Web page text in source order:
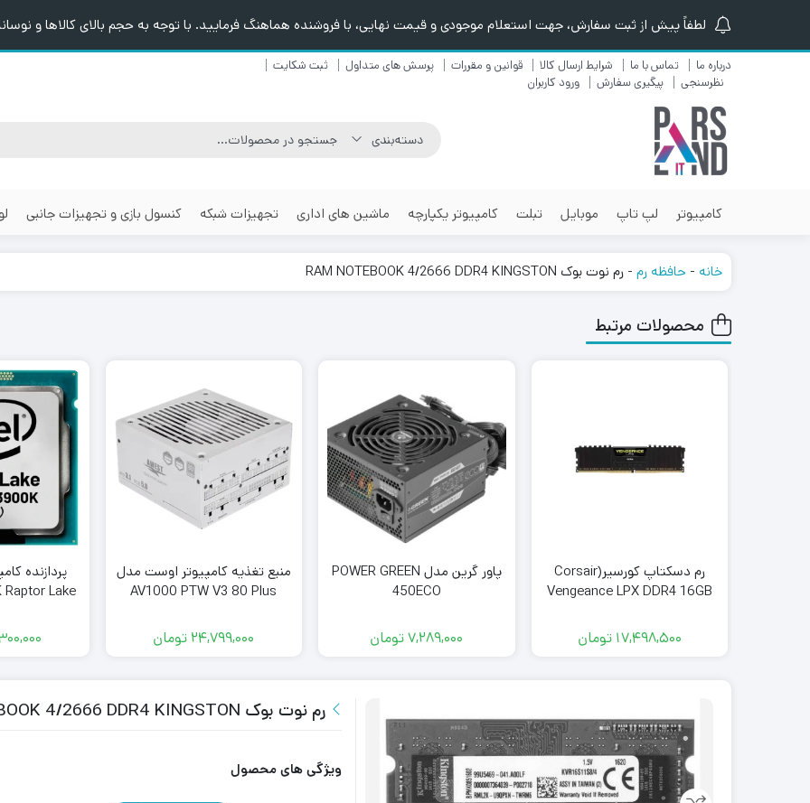
لطفاً پیش از ثبت سفارش، جهت استعلام موجودی و قیمت نهایی، با فروشنده هماهنگ فرمایید. با توجه به حجم بالای کالاها و
درباره ما تماس با ما شرایط ارسال کالا قوانین و مقررات پرسش های متداول
ثبت شکایت
نظرسنجی
پیگیری سفارش ورود کاربران
کامپیوتر لپ تاپ موبایل تبلت کامپیوتر یکپارچه ماشین های اداری تجهیزات شبکه کنسول بازی و تجهیزات جانبی
خانه - حافظه رم - رم نوت بوک RAM NOTEBOOK 4/2666 DDR4 KINGSTON
محصولات مرتبط
رم دسکتاپ کورسیر(Corsair
Vengeance LPX DDR4 16GB
17,498,500 تومان
پاور گرین مدل POWER GREEN
450ECO
7,289,000تومان
منبع تغذیه کامپیوتر اوست مدل
AV1000 PTW V3 80 Plus
24,799,000 تومان
پردازنده
Lake
رم نوت بوک RAM NOTEBOOK 4/2666 DDR4 KINGSTON
ویژگی های محصول